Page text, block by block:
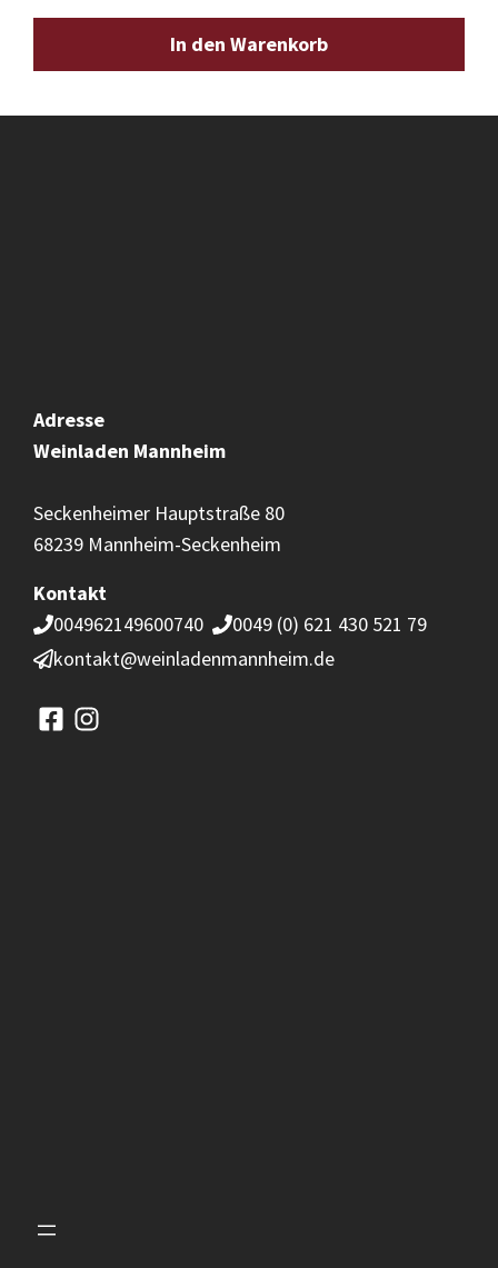
In den Warenkorb
Adresse
Weinladen Mannheim
Seckenheimer Hauptstraße 80
68239 Mannheim-Seckenheim
Kontakt
004962149600740
0049 (0) 621 430 521 79
kontakt@weinladenmannheim.de